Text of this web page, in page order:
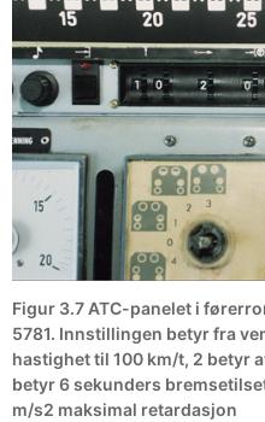
Figur 3.7 ATC-panelet i
5781. Innstillingen betyr fra
hastighet til 100 km/t, 2 betyr
betyr 6 sekunders
m/s2 maksimal retardasjon